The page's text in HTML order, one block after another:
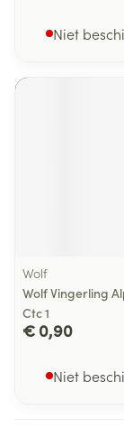
Niet
Wolf
Wolf Vingerling
Ctc 1
€ 0,90
Niet